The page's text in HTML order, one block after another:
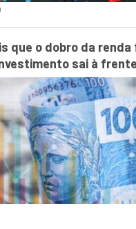
que o dobro da renda
sai à